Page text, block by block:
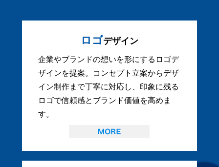
ロゴデザイン
企業やブランドの想いを形にするロゴデ
ザインを提案。コンセプト立案からデザ
イン制作まで丁寧に対応し、印象に残る
ロゴで信頼感とブランド価値を高めま
す。